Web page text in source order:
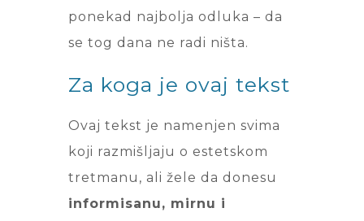
ponekad najbolja odluka – da
se tog dana ne radi ništa.
Za koga je ovaj tekst
Ovaj tekst je namenjen svima
koji razmišljaju o estetskom
tretmanu, ali žele da donesu
informisanu, mirnu i